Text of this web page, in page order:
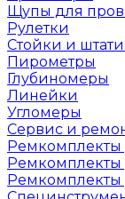
Щупы для
Рулетки
Стойки и
Пирометры
Глубиномеры
Линейки
Угломеры
Сервис и
Ремкомплекты
Ремкомплекты